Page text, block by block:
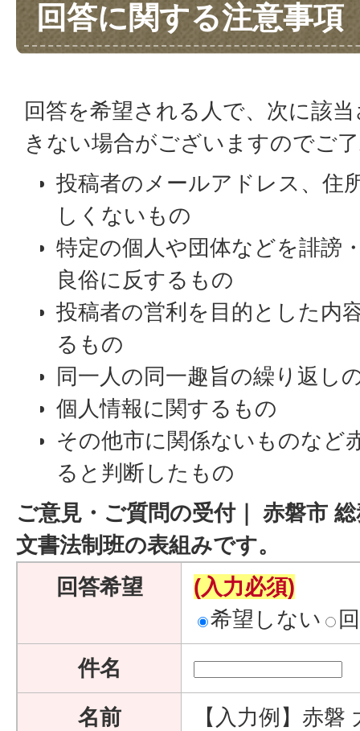
回答に関する注意事項
回答を希望される人で、次に該
きない場合がございますのでご
投稿者のメールアドレス、住
しくないもの
特定の個人や団体などを誹謗
良俗に反するもの
投稿者の営利を目的とした内
るもの
同一人の同一趣旨の繰り返し
個人情報に関するもの
その他市に関係ないものなど
ると判断したもの
ご意見・ご質問の受付｜ 赤磐市
文書法制班の表組みです。
回答希望
(入力必須)
希望しない
件名
名前
【入力例】赤磐